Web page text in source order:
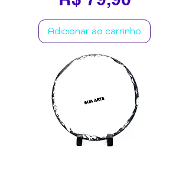
Adicionar ao carrinho